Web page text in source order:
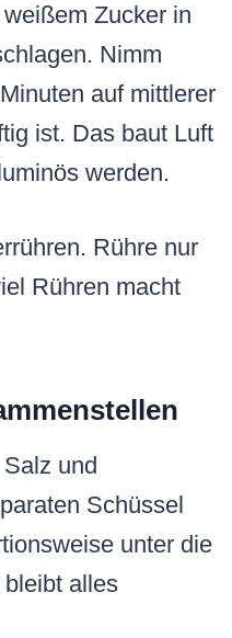
Zucker in
Nimm
auf mittlerer
ist. Das baut Luft
werden.
Rühre nur
Rühren macht
und
Schüssel
unter die
alles